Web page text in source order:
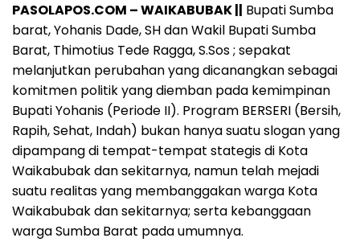
PASOLAPOS.COM – WAIKABUBAK || Bupati Sumba
barat, Yohanis Dade, SH dan Wakil Bupati Sumba
Barat, Thimotius Tede Ragga, S.Sos ; sepakat
melanjutkan perubahan yang dicanangkan sebagai
komitmen politik yang diemban pada kemimpinan
Bupati Yohanis (Periode II). Program BERSERI (Bersih,
Rapih, Sehat, Indah) bukan hanya suatu slogan yang
dipampang di tempat-tempat stategis di Kota
Waikabubak dan sekitarnya, namun telah mejadi
suatu realitas yang membanggakan warga Kota
Waikabubak dan sekitarnya; serta kebanggaan
warga Sumba Barat pada umumnya.